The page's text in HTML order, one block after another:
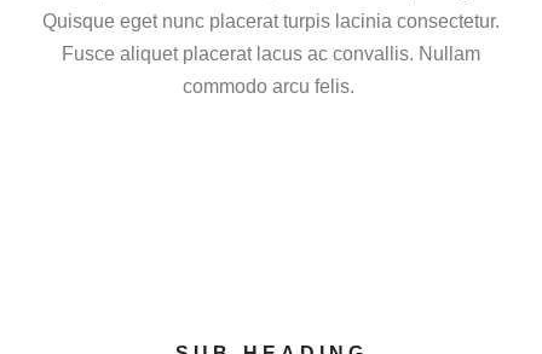
Quisque eget nunc placerat turpis lacinia consectetur.
Fusce aliquet placerat lacus ac convallis. Nullam
commodo arcu felis.